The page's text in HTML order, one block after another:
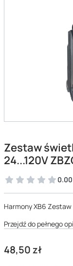
Zestaw
24...120V
0.00
Harmony XB6
Przejdź do pełnego
Cena
48,50 zł